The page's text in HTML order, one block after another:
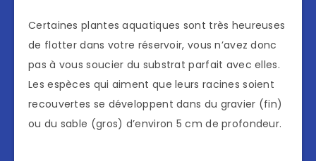
Certaines plantes aquatiques sont très heureuses
de flotter dans votre réservoir, vous n’avez donc
pas à vous soucier du substrat parfait avec elles.
Les espèces qui aiment que leurs racines soient
recouvertes se développent dans du gravier (fin)
ou du sable (gros) d’environ 5 cm de profondeur.